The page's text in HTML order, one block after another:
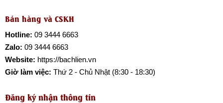
Bán hàng và CSKH
Hotline: 09 3444 6663
Zalo: 09 3444 6663
Website: https://bachlien.vn
Giờ làm việc: Thứ 2 - Chủ Nhật (8:30 - 18:30)
Đăng ký nhận thông tin